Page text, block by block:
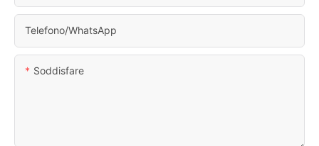
Telefono/WhatsApp
Soddisfare